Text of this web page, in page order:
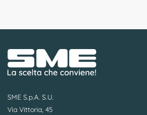
SME S.p.A. S.U.
Via Vittoria, 45